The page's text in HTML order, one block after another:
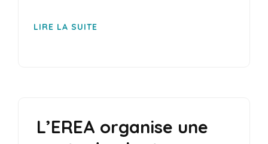
LIRE LA SUITE
L’EREA organise une